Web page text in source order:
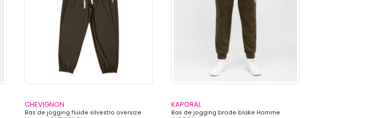
CHEVIGNON
Bas de jogging fluide silvestro oversize
KAPORAL
Bas de jogging brode blake Homme